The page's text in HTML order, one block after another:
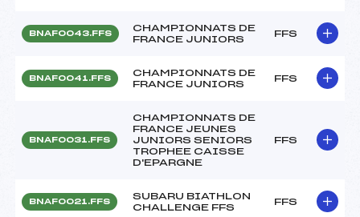
BNAF0043.FFS
CHAMPIONNATS DE
FRANCE JUNIORS
FFS
BNAF0041.FFS
CHAMPIONNATS DE
FRANCE JUNIORS
FFS
BNAF0031.FFS
CHAMPIONNATS DE
FRANCE JEUNES
JUNIORS SENIORS
TROPHEE CAISSE
D'EPARGNE
FFS
BNAF0021.FFS
SUBARU BIATHLON
CHALLENGE FFS
FFS